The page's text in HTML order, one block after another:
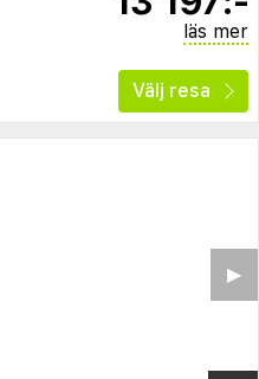
läs mer
Välj resa
▶︎